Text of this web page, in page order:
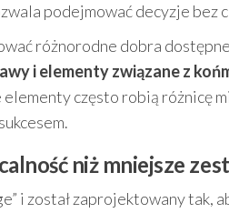
podejmować decyzje bez
różnorodne dobra
i elementy związane z
często robią różnicę
niż mniejsze
i został zaprojektowany tak,